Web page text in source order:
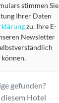
stimmen Sie
Ihrer Daten
zu. Ihre E-
Newsletter
gefunden?
Hotel